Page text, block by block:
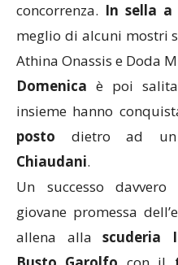
concorrenza. In sella a
meglio di alcuni mostri
Athina Onassis e Doda
Domenica è poi salita
insieme hanno
posto dietro ad un
Chiaudani.
Un successo
giovane promessa
allena allascuderia